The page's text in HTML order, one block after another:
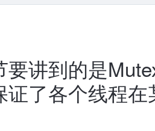
要讲到的是
证了各个线程